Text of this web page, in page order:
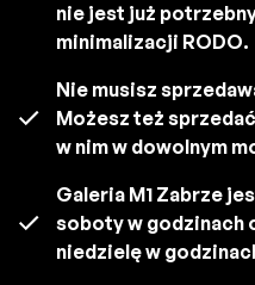
nie jest już
minimalizacji RODO.
Nie musisz
Możesz też
w nim w dowolnym
Galeria M1 Zabrze
soboty w godzinach
niedzielę w